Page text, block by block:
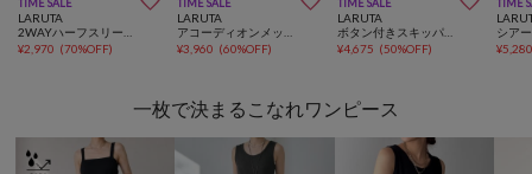
TIME SALE
LARUTA
¥2,970 (70%OFF)
TIME SALE
LARUTA
¥3,960 (60%OFF)
TIME SALE
LARUTA
ボタン付きスキッパープルオーバー
¥4,675 (50%OFF)
TIME
¥
一枚で決まるこなれワンピース